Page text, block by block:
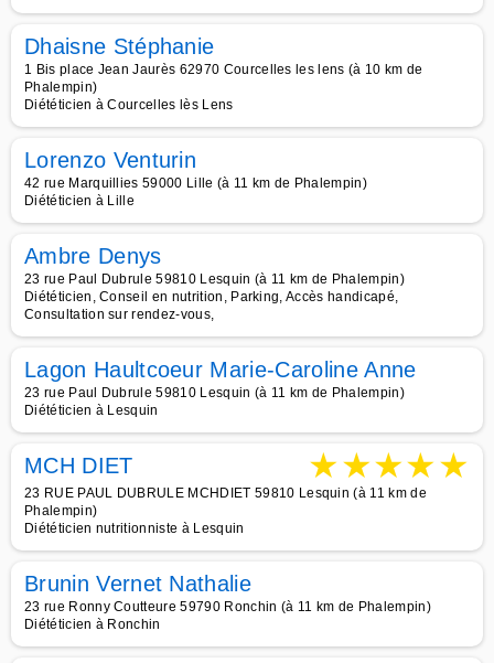
Dhaisne Stéphanie
1 Bis place Jean Jaurès 62970 Courcelles les lens (à 10 km de
Phalempin)
Diététicien à Courcelles lès Lens
Lorenzo Venturin
42 rue Marquillies 59000 Lille (à 11 km de Phalempin)
Diététicien à Lille
Ambre Denys
23 rue Paul Dubrule 59810 Lesquin (à 11 km de Phalempin)
Diététicien, Conseil en nutrition, Parking, Accès handicapé,
Consultation sur rendez-vous,
Lagon Haultcoeur Marie-Caroline Anne
23 rue Paul Dubrule 59810 Lesquin (à 11 km de Phalempin)
Diététicien à Lesquin
MCH DIET ★★★★★
23 RUE PAUL DUBRULE MCHDIET 59810 Lesquin (à 11 km de
Phalempin)
Diététicien nutritionniste à Lesquin
Brunin Vernet Nathalie
23 rue Ronny Coutteure 59790 Ronchin (à 11 km de Phalempin)
Diététicien à Ronchin